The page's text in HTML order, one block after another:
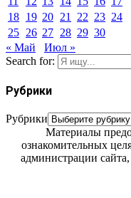
18 19 20 21 22 23 24
25 26 27 28 29 30
« Май
Июл »
Search for:
Рубрики
Рубрики
Материалы
ознакомительных
администрации